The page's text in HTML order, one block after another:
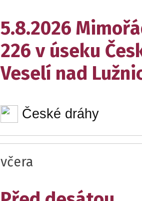
5.8.2026
226 v úseku
Veselí nad
České dráhy
včera